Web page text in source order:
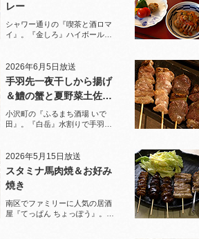
レー
シャワー通りの『喫茶と酒ロマ
イ』。『金しろ』ハイボールで
2026年6月5日放送
手羽先一夜干しから揚げ
＆鱧の蟹と夏野菜土佐酢
ジュレがけ
小沢町の『ふるまち酒場 いで
田』。『白岳』水割りで手羽先
2026年5月15日放送
スタミナ馬肉焼＆お好み
焼き
南区でファミリーに人気の居酒
屋『てっぱん ちょっぽう』。王